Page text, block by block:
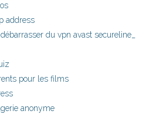
address
du vpn avast secureline_
pour les films
anonyme